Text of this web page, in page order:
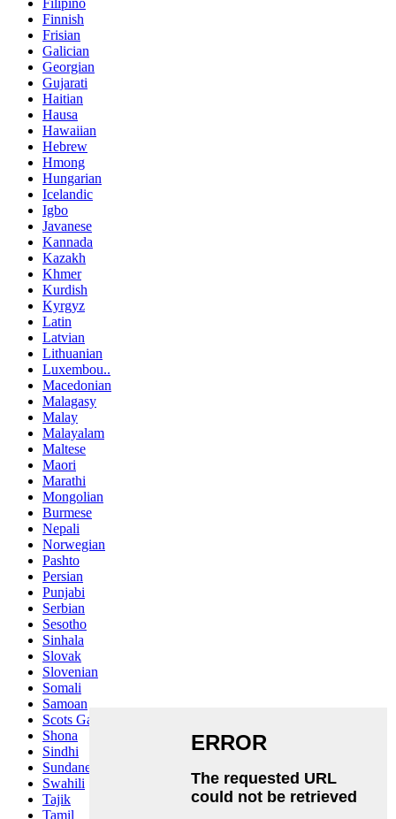
Filipino
Finnish
Frisian
Galician
Georgian
Gujarati
Haitian
Hausa
Hawaiian
Hebrew
Hmong
Hungarian
Icelandic
Igbo
Javanese
Kannada
Kazakh
Khmer
Kurdish
Kyrgyz
Latin
Latvian
Lithuanian
Luxembou..
Macedonian
Malagasy
Malay
Malayalam
Maltese
Maori
Marathi
Mongolian
Burmese
Nepali
Norwegian
Pashto
Persian
Punjabi
Serbian
Sesotho
Sinhala
Slovak
Slovenian
Somali
Samoan
Scots Gaelic
Shona
Sindhi
Sundanese
Swahili
Tajik
Tamil